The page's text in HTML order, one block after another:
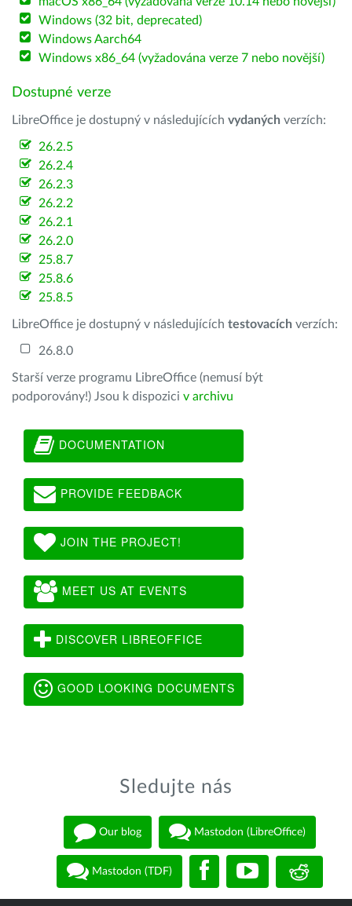
Windows (32 bit, deprecated)
Windows Aarch64
Windows x86_64 (vyžadována verze 7 nebo novější)
Dostupné verze
LibreOffice je dostupný v následujících vydaných verzích:
26.2.5
26.2.4
26.2.3
26.2.2
26.2.1
26.2.0
25.8.7
25.8.6
25.8.5
LibreOffice je dostupný v následujících testovacích verzích:
26.8.0
Starší verze programu LibreOffice (nemusí být
podporovány!) Jsou k dispozici v archivu
DOCUMENTATION
PROVIDE FEEDBACK
JOIN THE PROJECT!
MEET US AT EVENTS
DISCOVER LIBREOFFICE
GOOD LOOKING DOCUMENTS
Sledujte nás
Our blog Mastodon (LibreOffice)
Mastodon (TDF)